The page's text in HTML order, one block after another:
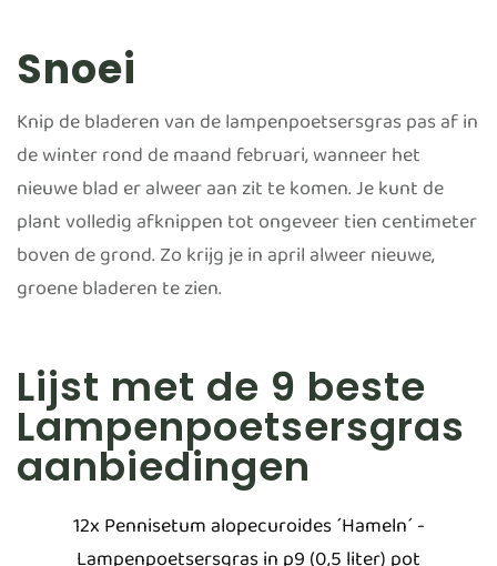
Snoei
Knip de bladeren van de lampenpoetsersgras pas af in
de winter rond de maand februari, wanneer het
nieuwe blad er alweer aan zit te komen. Je kunt de
plant volledig afknippen tot ongeveer tien centimeter
boven de grond. Zo krijg je in april alweer nieuwe,
groene bladeren te zien.
Lijst met de 9 beste
Lampenpoetsersgras
aanbiedingen
12x Pennisetum alopecuroides ´Hameln´ -